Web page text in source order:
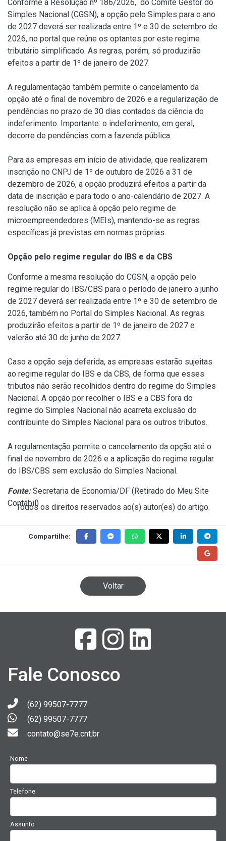
Conforme a Resolução nº 186/2026, do Comitê Gestor do
Simples Nacional (CGSN), a opção pelo Simples para o ano
de 2027 deverá ser realizada entre 1º e 30 de setembro de
2026, no portal que reúne os optantes por este regime
tributário simplificado. As regras, porém, só produzirão
efeitos a partir de 1º de janeiro de 2027.
A regulamentação também permite o cancelamento da
opção até o final de novembro de 2026 e a regularização de
pendências no prazo de 30 dias contados da ciência do
indeferimento. Importante: o indeferimento, em geral,
decorre de pendências com a fazenda pública.
Para as empresas em início de atividade, que realizarem
inscrição no CNPJ de 1º de outubro de 2026 a 31 de
dezembro de 2026, a opção produzirá efeitos a partir da
data de inscrição e para todo o ano-calendário de 2027. A
resolução não se aplica à opção pelo regime de
microempreendedores (MEIs), mantendo-se as regras
específicas já previstas em normas próprias.
Opção pelo regime regular do IBS e da CBS
Conforme a mesma resolução do CGSN, a opção pelo
regime regular do IBS/CBS para o período de janeiro a junho
de 2027 deverá ser realizada entre 1º e 30 de setembro de
2026, também no Portal do Simples Nacional. As regras
produzirão efeitos a partir de 1º de janeiro de 2027 e
valerão até 30 de junho de 2027.
Caso a opção seja deferida, as empresas estarão sujeitas
ao regime regular do IBS e da CBS, de forma que esses
tributos não serão recolhidos dentro do regime do Simples
Nacional. A opção por recolher o IBS e a CBS fora do
regime do Simples Nacional não acarreta exclusão do
contribuinte do Simples Nacional para os outros tributos.
A regulamentação permite o cancelamento da opção até o
final de novembro de 2026 e a aplicação do regime regular
do IBS/CBS sem exclusão do Simples Nacional.
Fonte:Secretaria de Economia/DF (Retirado do Meu Site
Contábil)
Todos os direitos reservados ao(s) autor(es) do artigo.
Compartilhe:
Voltar
Fale Conosco
(62) 99507-7777
(62) 99507-7777
contato@se7e.cnt.br
Nome
Telefone
Assunto